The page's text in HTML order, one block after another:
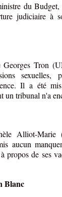
du Budget,
judiciaire à
Tron
sexuelles,
Il a été
un tribunal n'a
Alliot-Marie
aucun
propos de ses
Blanc